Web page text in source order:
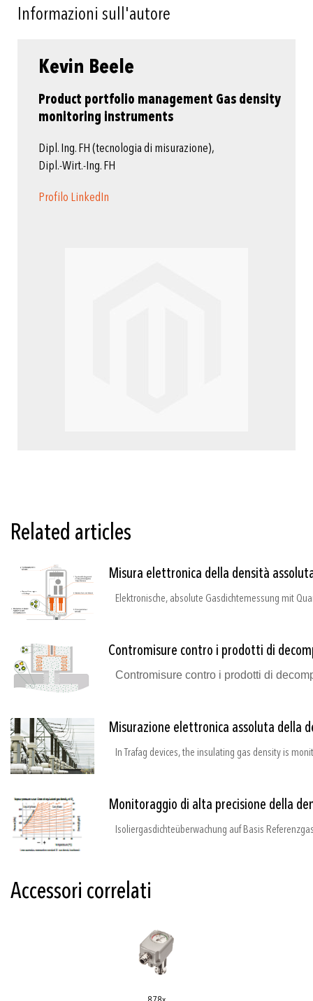
Informazioni sull'autore
Kevin Beele
Product portfolio management Gas density
monitoring instruments
Dipl. Ing. FH (tecnologia di misurazione),
Dipl.-Wirt.-Ing. FH
Profilo LinkedIn
Related articles
Misura elettronica della densità
Contromisure contro i prodotti di
Misurazione elettronica assoluta della
Monitoraggio di alta precisione della
Accessori correlati